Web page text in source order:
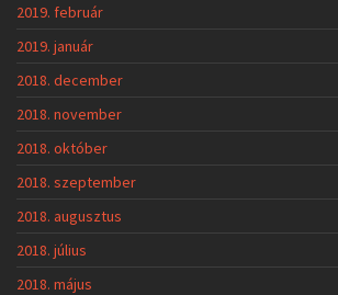
2019. február
2019. január
2018. december
2018. november
2018. október
2018. szeptember
2018. augusztus
2018. július
2018. május